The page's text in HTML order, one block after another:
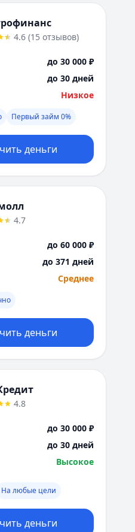
4.6 (15 отзывов)
до 30 000 ₽
до 30 дней
Низкое
Первый займ 0%
деньги
4.7
до 60 000 ₽
до 371 дней
Среднее
деньги
4.8
до 30 000 ₽
до 30 дней
Высокое
На любые цели
деньги